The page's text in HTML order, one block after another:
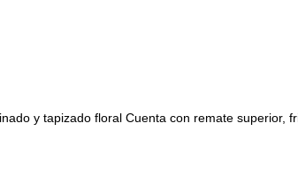
y tapizado floral Cuenta con remate superior,